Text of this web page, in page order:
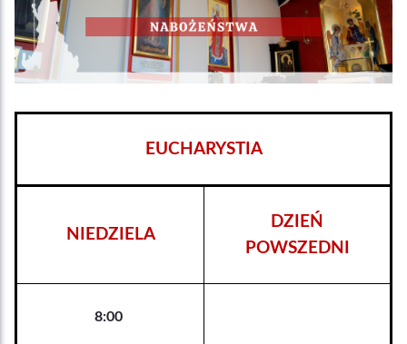
EUCHARYSTIA
NIEDZIELA
DZIEŃ
POWSZEDNI
8:00